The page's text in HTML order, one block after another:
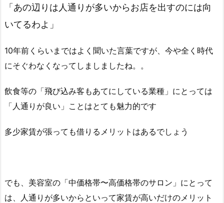
「あの辺りは人通りが多いからお店を出すのには向
いてるわよ」
10年前くらいまではよく聞いた言葉ですが、今や全く時代
にそぐわなくなってしましましたね。。
飲食等の「飛び込み客もあてにしている業種」にとっては
「人通りが良い」ことはとても魅力的です
多少家賃が張っても借りるメリットはあるでしょう
でも、美容室の「中価格帯〜高価格帯のサロン」にとって
は、人通りが多いからといって家賃が高いだけのメリット